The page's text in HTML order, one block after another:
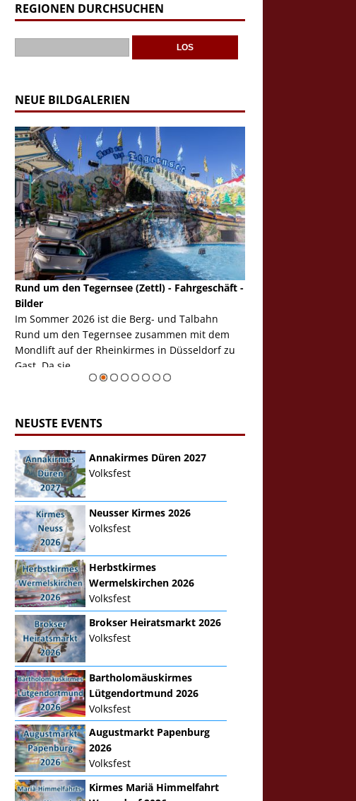
REGIONEN DURCHSUCHEN
NEUE BILDGALERIEN
Rund um den Tegernsee (Zettl) - Fahrgeschäft -
Bilder
Im Sommer 2026 ist die Berg- und Talbahn
Rund um den Tegernsee zusammen mit dem
Mondlift auf der Rheinkirmes in Düsseldorf zu
Gast. Da sie ...
NEUSTE EVENTS
Annakirmes Düren 2027
Volksfest
Neusser Kirmes 2026
Volksfest
Herbstkirmes
Wermelskirchen 2026
Volksfest
Brokser Heiratsmarkt 2026
Volksfest
Bartholomäuskirmes
Lütgendortmund 2026
Volksfest
Augustmarkt Papenburg
2026
Volksfest
Kirmes Mariä Himmelfahrt